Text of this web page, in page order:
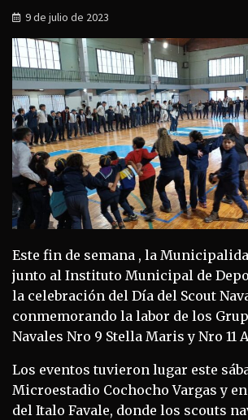
9 de julio de 2023
Este fin de semana , la
junto al Instituto Municipal de
la celebración del Día del Scout
conmemorando la labor de los
Navales Nro 9 Stella Maris y Nro 11
Los eventos tuvieron lugar este
Microestadio Cochocho Vargas y en
del Italo Favale, donde los scouts